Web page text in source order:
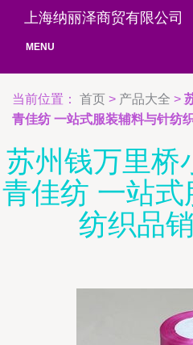
上海纳丽泽商贸有限公司
MENU
当前位置： 首页 > 产品大全 >
青佳纺 一站式服装辅料与针纺
苏州钱万里桥
青佳纺 一站
纺织品